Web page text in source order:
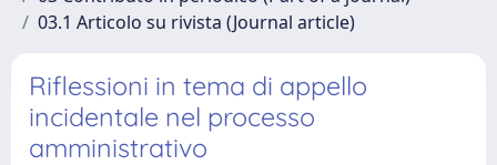
03.1 Articolo su rivista (Journal article)
Riflessioni in tema di appello
incidentale nel processo
amministrativo